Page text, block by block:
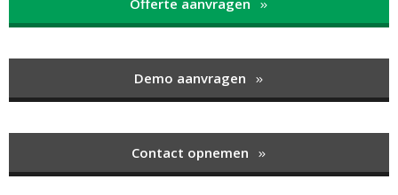
Offerte aanvragen
Demo aanvragen
Contact opnemen